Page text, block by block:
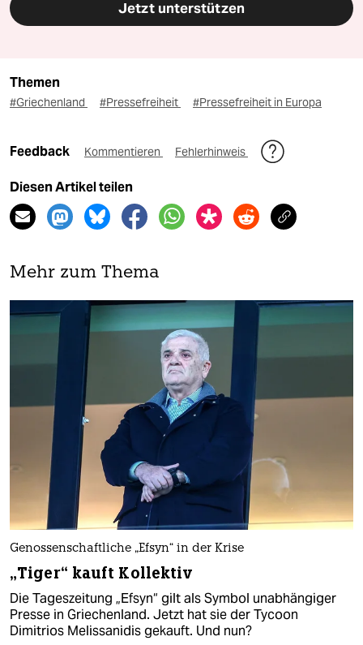
Jetzt unterstützen
Themen
#Griechenland #Pressefreiheit #Pressefreiheit in Europa
Feedback Kommentieren Fehlerhinweis
Diesen Artikel teilen
Mehr zum Thema
Genossenschaftliche „Efsyn“ in der Krise
„Tiger“ kauft Kollektiv
Die Tageszeitung „Efsyn“ gilt als Symbol unabhängiger
Presse in Griechenland. Jetzt hat sie der Tycoon
Dimitrios Melissanidis gekauft. Und nun?